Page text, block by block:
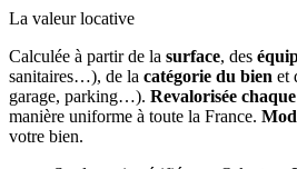
La valeur locative
Calculée à partir de la surface, des
sanitaires…), de la catégorie du bien et
garage, parking…). Revalorisée
manière uniforme à toute la France.
votre bien.